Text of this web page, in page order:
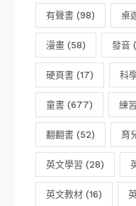
有聲書 (98) 桌
漫畫 (58) 發音
硬頁書 (17) 科
童書 (677) 練
翻翻書 (52) 育
英文學習 (28)
英文教材 (16)